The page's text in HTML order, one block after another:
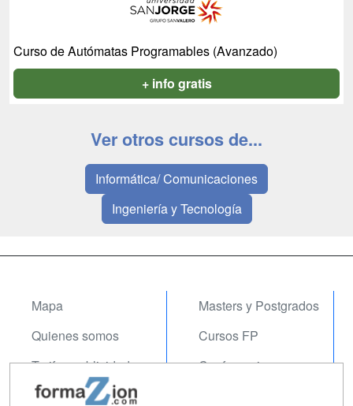
Curso de Autómatas Programables (Avanzado)
+ info gratis
Ver otros cursos de...
Informática/ Comunicaciones
Ingeniería y Tecnología
Mapa
Quienes somos
Tarifas publicidad
Acceso Usuarios
Masters y Postgrados
Cursos FP
Conferencias